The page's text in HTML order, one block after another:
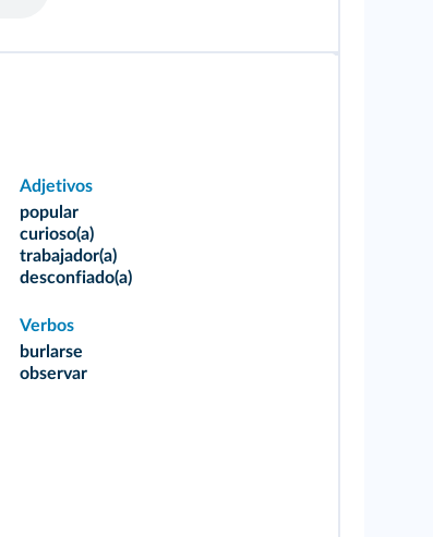
Adjetivos
popular
curioso(a)
trabajador(a)
desconfiado(a)
Verbos
burlarse
observar